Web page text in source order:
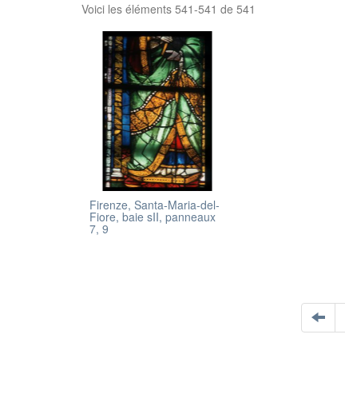
Voici les éléments 541-541 de 541
Firenze, Santa-Maria-del-
Fiore, baie sII, panneaux
7, 9